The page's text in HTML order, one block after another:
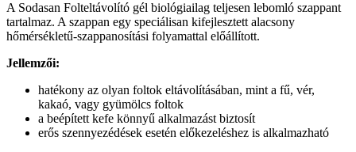
A Sodasan Folteltávolító gél biológiailag teljesen lebomló szappant
tartalmaz. A szappan egy speciálisan kifejlesztett alacsony
hőmérsékletű-szappanosítási folyamattal előállított.
Jellemzői:
hatékony az olyan foltok eltávolításában, mint a fű, vér,
kakaó, vagy gyümölcs foltok
a beépített kefe könnyű alkalmazást biztosít
erős szennyezédések esetén előkezeléshez is alkalmazható